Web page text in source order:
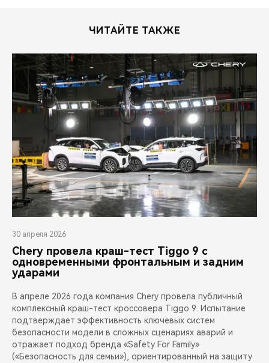
ЧИТАЙТЕ ТАКЖЕ
30 апреля 2026
Chery провела краш-тест Tiggo 9 с
одновременными фронтальным и задним
ударами
В апреле 2026 года компания Chery провела публичный
комплексный краш-тест кроссовера Tiggo 9. Испытание
подтверждает эффективность ключевых систем
безопасности модели в сложных сценариях аварий и
отражает подход бренда «Safety For Family»
(«Безопасность для семьи»), ориентированный на защиту